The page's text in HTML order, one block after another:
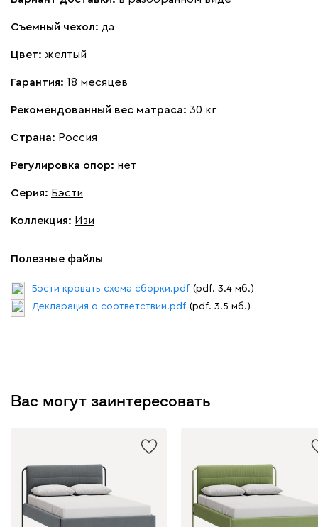
Съемный чехол: да
Цвет: желтый
Гарантия: 18 месяцев
Рекомендованный вес матраса: 30 кг
Страна: Россия
Регулировка опор: нет
Серия: Бэсти
Коллекция: Изи
Полезные файлы
Бэсти кровать схема сборки.pdf (pdf. 3.4 мб.)
Декларация о соответствии.pdf (pdf. 3.5 мб.)
Вас могут заинтересовать